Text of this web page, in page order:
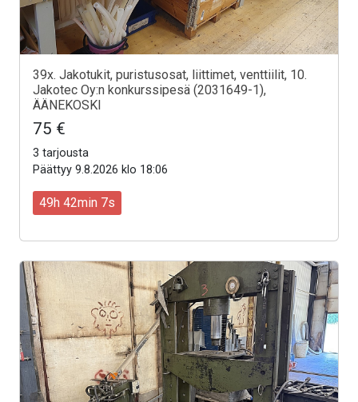
39x. Jakotukit, puristusosat, liittimet, venttiilit, 10.
Jakotec Oy:n konkurssipesä (2031649-1),
ÄÄNEKOSKI
75 €
3 tarjousta
Päättyy 9.8.2026 klo 18:06
49h 42min 5s